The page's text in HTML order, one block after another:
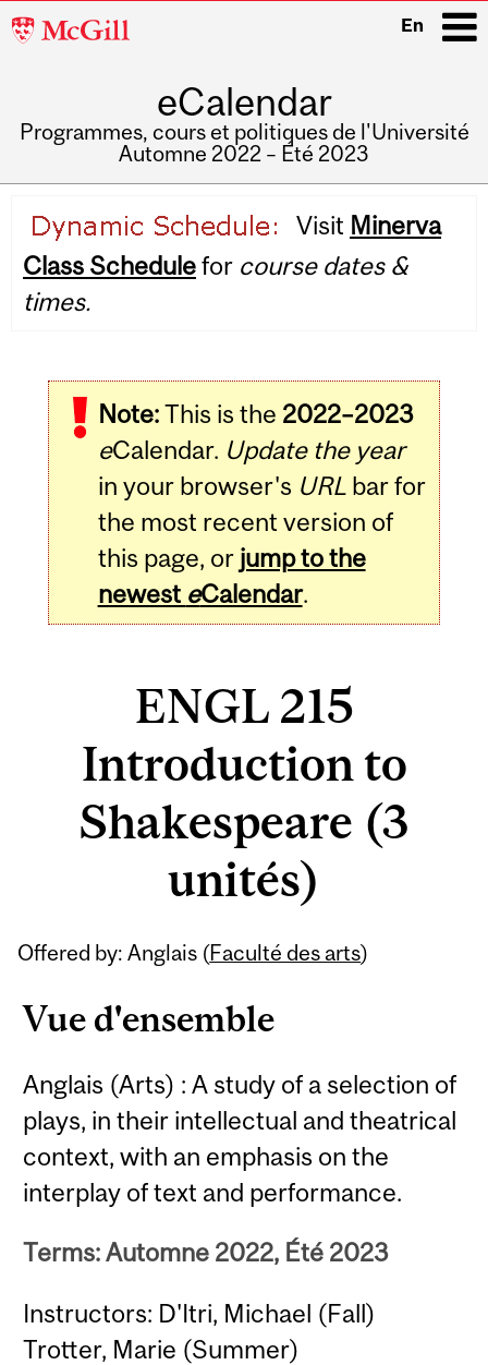
McGill
En
eCalendar
Programmes, cours et politiques de l'Université
Automne 2022 – Été 2023
navigation
Visit Minerva
Class Schedulefor course dates &
times.
Note:This is the 2022–2023
eCalendar. Update the year
in your browser's URLbar for
the most recent version of
this page, or jump to the
newest eCalendar.
ENGL 215
Introduction to
Shakespeare (3
unités)
Offered by: Anglais (Faculté des arts)
Vue d'ensemble
Anglais (Arts) : A study of a selection of
plays, in their intellectual and theatrical
context, with an emphasis on the
interplay of text and performance.
Terms: Automne 2022, Été 2023
Instructors: D'Itri, Michael (Fall)
Trotter, Marie (Summer)
Related